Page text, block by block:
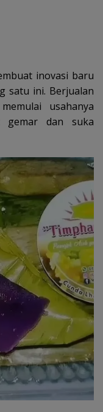
inovasi baru
satu ini. Berjualan
usahanya
gemar dan suka